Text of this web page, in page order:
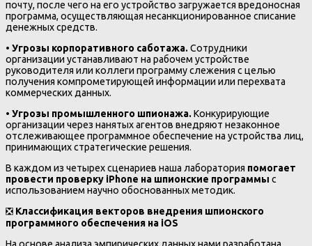
почту, после чего на его устройство загружается вредоносная
программа, осуществляющая несанкционированное списание
денежных средств.
• Угрозы корпоративного саботажа.Сотрудники
организации устанавливают на рабочем устройстве
руководителя или коллеги программу слежения с целью
получения компрометирующей информации или перехвата
коммерческих данных.
• Угрозы промышленного шпионажа.Конкурирующие
организации через нанятых агентов внедряют незаконное
отслеживающее программное обеспечение на устройства лиц,
принимающих стратегические решения.
В каждом из четырех сценариев наша лаборатория помогает
провести проверку iPhone на шпионские программы с
использованием научно обоснованных методик.
❎ Классификация векторов внедрения шпионского
программного обеспечения на iOS